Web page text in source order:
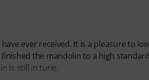
ever received. It is a pleasure to
the mandolin to a high
is still in tune.